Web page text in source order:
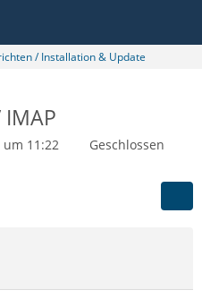
/ Installation & Update
11:22
Geschlossen